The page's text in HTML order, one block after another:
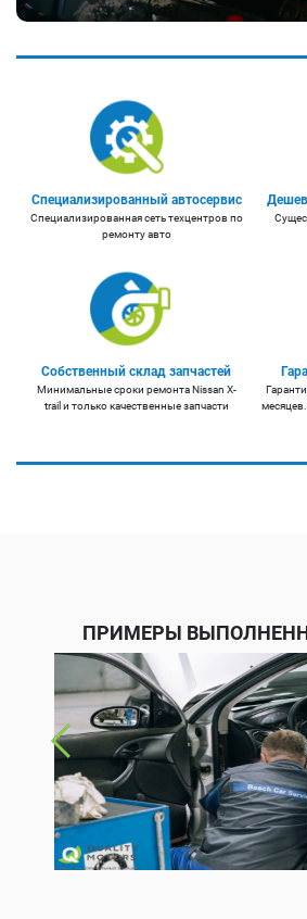
Специализированный автосервис
Специализированная сеть техцентров по
ремонту авто
Собственный склад запчастей
Минимальные сроки ремонта Nissan X-
trail и только качественные запчасти
ПРИМЕРЫ